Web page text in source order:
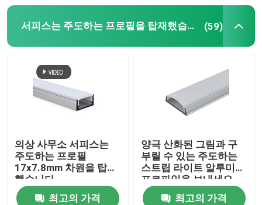
서피스는 주도하는 프로필을 탑재했습니다 (59)
의상 사무소 서피스는
주도하는 프로필
17x7.8mm 차원을 탑재
했습니다
최고의 가격
양극 산화된 그림과 구
부릴 수 있는 주도하는
스트립 라이트 알루미늄
프로파일을 보내세요
최고의 가격